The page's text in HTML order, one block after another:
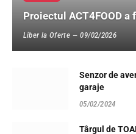
Proiectul ACT4FOOD
Liber la Oferte 09/02/2026
Senzor de
garaje
05/02/2024
Târgul de